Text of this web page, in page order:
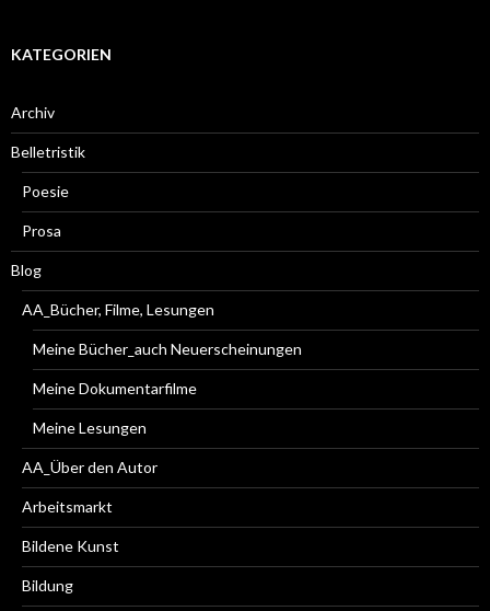
KATEGORIEN
Archiv
Belletristik
Poesie
Prosa
Blog
AA_Bücher, Filme, Lesungen
Meine Bücher_auch Neuerscheinungen
Meine Dokumentarfilme
Meine Lesungen
AA_Über den Autor
Arbeitsmarkt
Bildene Kunst
Bildung